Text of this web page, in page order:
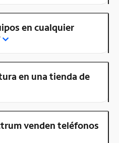
en cualquier
en una tienda de
venden teléfonos